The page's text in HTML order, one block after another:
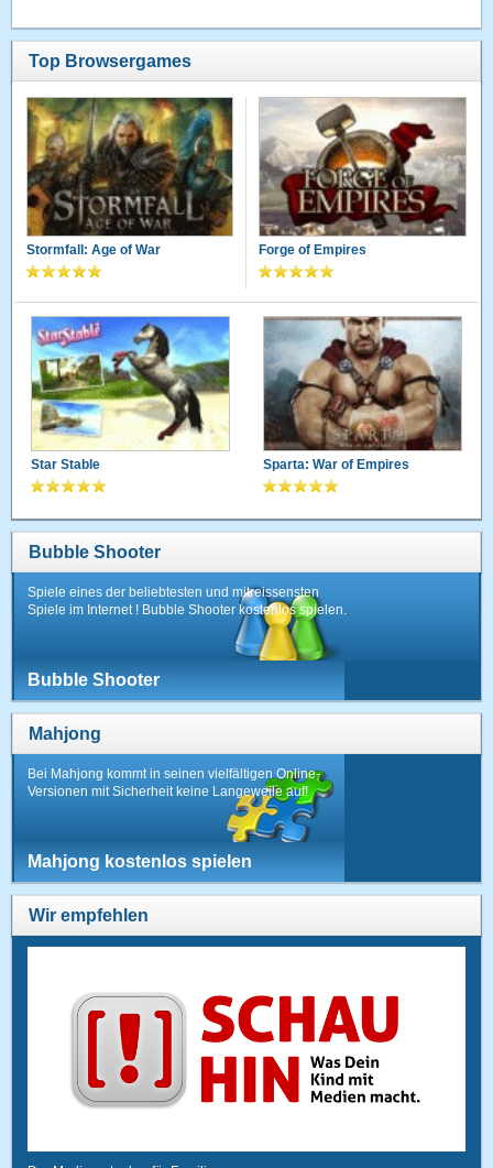
Top Browsergames
Stormfall: Age of War Forge of Empires
Star Stable Sparta: War of Empires
Bubble Shooter
Spiele eines der beliebtesten und mitreissensten
Spiele im Internet ! Bubble Shooter kostenlos spielen.
Bubble Shooter
Mahjong
Bei Mahjong kommt in seinen vielfältigen Online-
Versionen mit Sicherheit keine Langeweile auf!
Mahjong kostenlos spielen
Wir empfehlen